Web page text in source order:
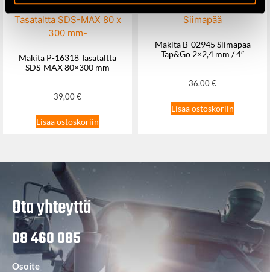
Makita P-16318 Tasataltta
SDS-MAX 80×300 mm
39,00€
Lisää ostoskoriin
Makita B-02945 Siimapää
Tap&Go 2×2,4 mm / 4″
36,00€
Lisää ostoskoriin
Ota yhteyttä
08 460 085
Osoite